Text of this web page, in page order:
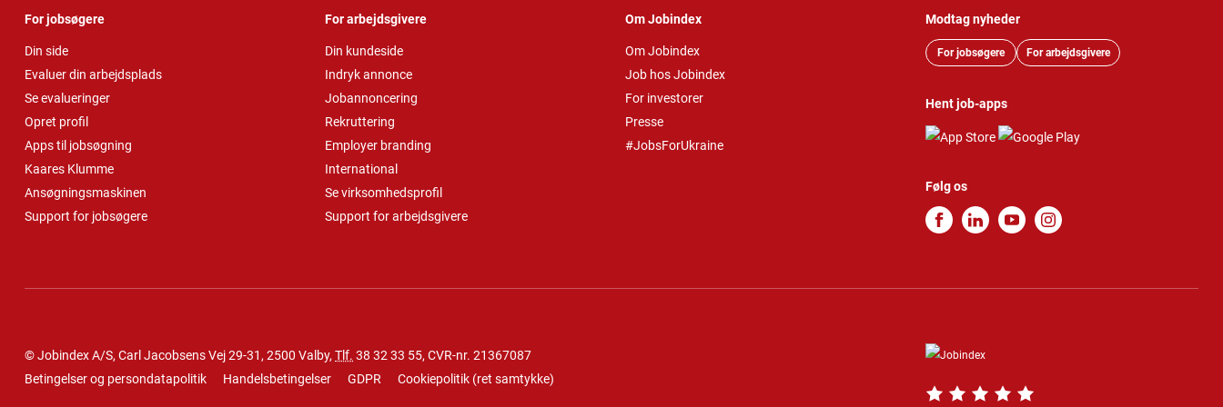
For jobsøgere
Din side
Evaluer din arbejdsplads
Se evalueringer
Opret profil
Apps til jobsøgning
Kaares Klumme
Ansøgningsmaskinen
Support for jobsøgere
For arbejdsgivere
Din kundeside
Indryk annonce
Jobannoncering
Rekruttering
Employer branding
International
Se virksomhedsprofil
Support for arbejdsgivere
Om Jobindex
Om Jobindex
Job hos Jobindex
For investorer
Presse
#JobsForUkraine
Modtag nyheder
For jobsøgere For arbejdsgivere
Hent job-apps
Følg os
© Jobindex A/S, Carl Jacobsens Vej 29-31, 2500 Valby, Tlf. 38 32 33 55, CVR-nr. 21367087
Betingelser og persondatapolitik
Handelsbetingelser GDPR Cookiepolitik (ret samtykke)